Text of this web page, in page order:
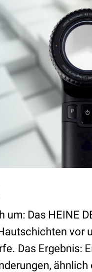
um: Das HEINE
vor
Das Ergebnis: